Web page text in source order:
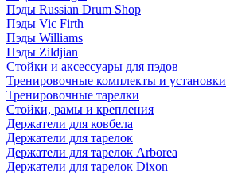
Пэды Russian Drum Shop
Пэды Vic Firth
Пэды Williams
Пэды Zildjian
Стойки и аксессуары для пэдов
Тренировочные комплекты и установки
Тренировочные тарелки
Стойки, рамы и крепления
Держатели для ковбела
Держатели для тарелок
Держатели для тарелок Arborea
Держатели для тарелок Dixon